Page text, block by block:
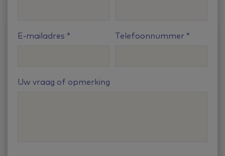
E-mailadres Telefoonnummer
Uw vraag of opmerking